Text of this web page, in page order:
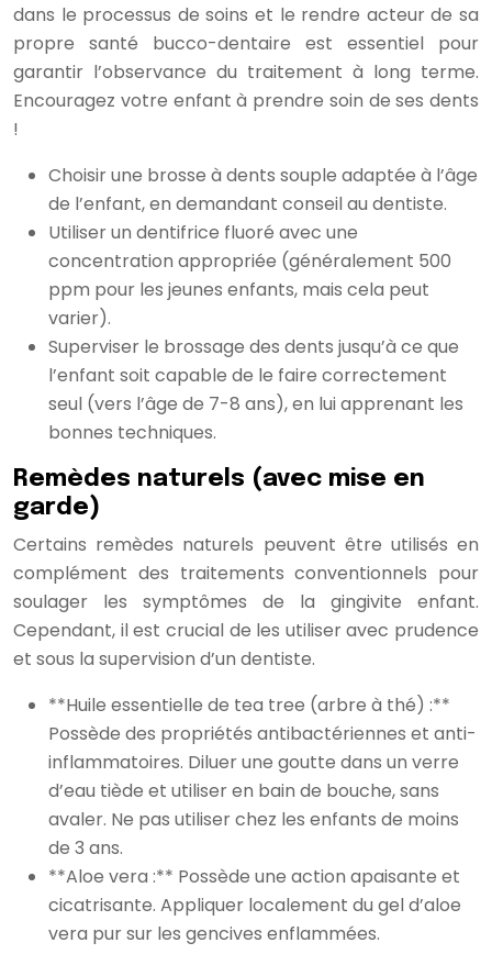
dans le processus de soins et le rendre acteur de sa
propre santé bucco-dentaire est essentiel pour
garantir l’observance du traitement à long terme.
Encouragez votre enfant à prendre soin de ses dents
!
Choisir une brosse à dents souple adaptée à l’âge
de l’enfant, en demandant conseil au dentiste.
Utiliser un dentifrice fluoré avec une
concentration appropriée (généralement 500
ppm pour les jeunes enfants, mais cela peut
varier).
Superviser le brossage des dents jusqu’à ce que
l’enfant soit capable de le faire correctement
seul (vers l’âge de 7-8 ans), en lui apprenant les
bonnes techniques.
Remèdes naturels (avec mise en
garde)
Certains remèdes naturels peuvent être utilisés en
complément des traitements conventionnels pour
soulager les symptômes de la gingivite enfant.
Cependant, il est crucial de les utiliser avec prudence
et sous la supervision d’un dentiste.
**Huile essentielle de tea tree (arbre à thé) :**
Possède des propriétés antibactériennes et anti-
inflammatoires. Diluer une goutte dans un verre
d’eau tiède et utiliser en bain de bouche, sans
avaler. Ne pas utiliser chez les enfants de moins
de 3 ans.
**Aloe vera :** Possède une action apaisante et
cicatrisante. Appliquer localement du gel d’aloe
vera pur sur les gencives enflammées.